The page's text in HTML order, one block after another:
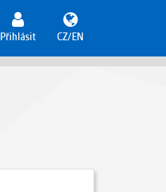
Přihlásit CZ/EN